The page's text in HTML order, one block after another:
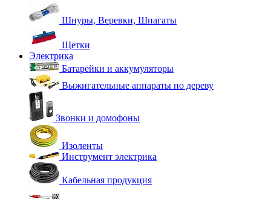
Шнуры, Веревки, Шпагаты
Щетки
Электрика
Батарейки и аккумуляторы
Выжигательные аппараты по дереву
Звонки и домофоны
Изоленты
Инструмент электрика
Кабельная продукция